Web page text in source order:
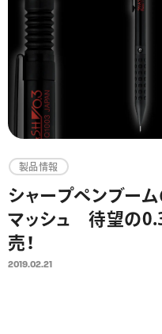
製品情報
シャープペンブー
マッシュ 待望の
売！
2019.02.21